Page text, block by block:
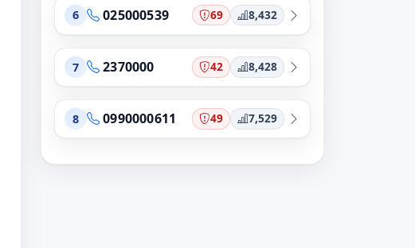
6 025000539 69 8,432
7 2370000 42 8,428
8 0990000611 49 7,529